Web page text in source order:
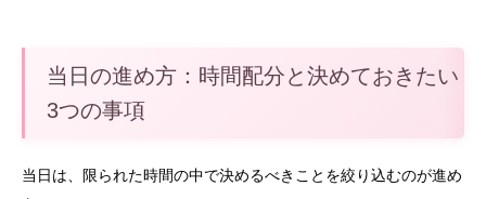
当日の進め方：時間配分と決めておきたい
3つの事項
当日は、限られた時間の中で決めるべきことを絞り込むのが進め